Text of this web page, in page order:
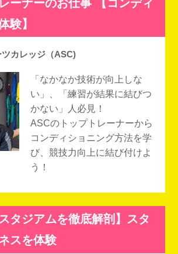
ーナーのお仕事 【コンディ
験】
カレッジ（ASC)
「なかなか技術が向上しな
い」、「練習が結果に結びつ
かない」人必見！
ASCのトップトレーナーから
コンディショニング方法を学
び、競技力向上に結び付けよ
う！
タジアムを徹底解剖】スタ
スを体験